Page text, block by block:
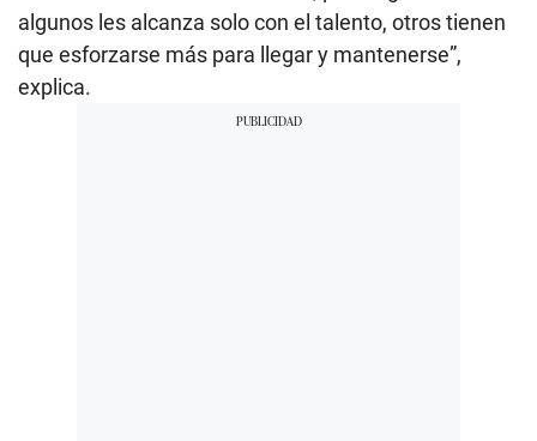
algunos les alcanza solo con el talento, otros tienen
que esforzarse más para llegar y mantenerse”,
explica.